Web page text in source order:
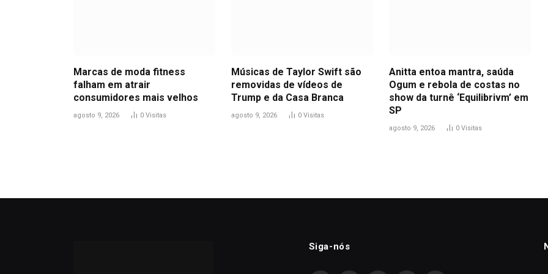
Marcas de moda fitness
falham em atrair
consumidores mais velhos
agosto 9, 2026 0 Visitas
Músicas de Taylor Swift são
removidas de vídeos de
Trump e da Casa Branca
agosto 9, 2026 0 Visitas
Anitta entoa mantra, saúda
Ogum e rebola de costas no
show da turnê ‘Equilibrivm’ em
SP
agosto 9, 2026 0 Visitas
Siga-nós